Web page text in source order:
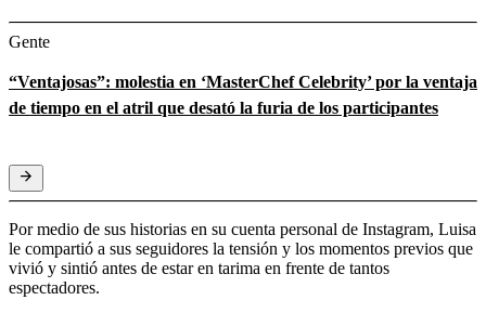
Gente
“Ventajosas”: molestia en ‘MasterChef Celebrity’ por la ventaja
de tiempo en el atril que desató la furia de los participantes
Por medio de sus historias en su cuenta personal de Instagram, Luisa
le compartió a sus seguidores la tensión y los momentos previos que
vivió y sintió antes de estar en tarima en frente de tantos
espectadores.